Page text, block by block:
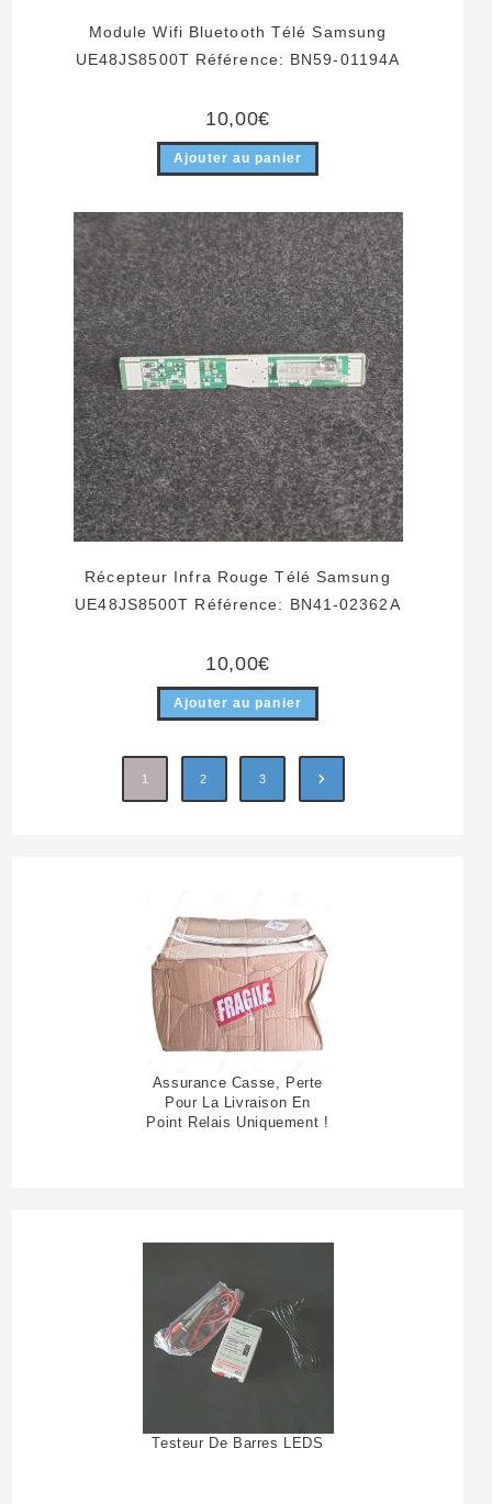
Module Wifi Bluetooth Télé Samsung
UE48JS8500T Référence: BN59-01194A
10,00€
Ajouter au panier
Récepteur Infra Rouge Télé Samsung
UE48JS8500T Référence: BN41-02362A
10,00€
Ajouter au panier
1 2 3
Assurance Casse, Perte
Pour La Livraison En
Point Relais Uniquement !
Testeur De Barres LEDS